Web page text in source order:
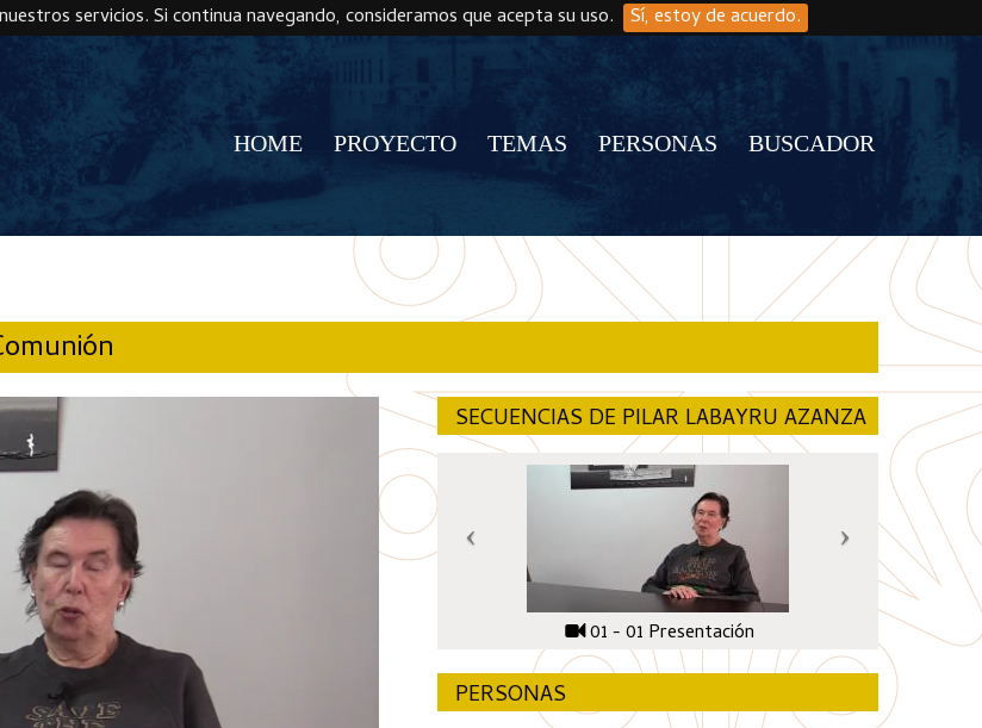
servicios. Si continua navegando, consideramos que acepta su uso. Sí, estoy de acuerdo.
HOME PROYECTO TEMAS PERSONAS BUSCADOR
SECUENCIAS DE PILAR LABAYRU AZANZA
01 - 01 Presentación
PERSONAS